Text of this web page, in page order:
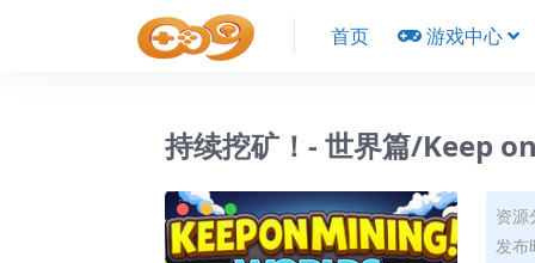
首页 游戏中心
持续挖矿！- 世界篇/Keep
资
发布